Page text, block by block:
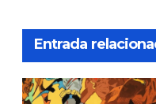
Entrada